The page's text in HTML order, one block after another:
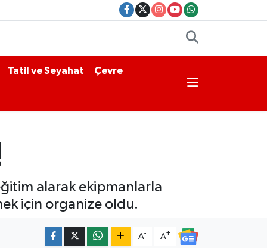
Tatil ve Seyahat Çevre
alarak ekipmanlarla
için organize oldu.
A- A+